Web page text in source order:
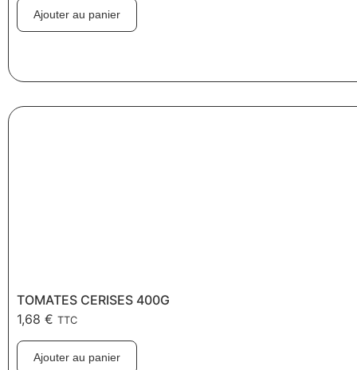
Ajouter au panier
TOMATES CERISES 400G
1,68 € TTC
Ajouter au panier